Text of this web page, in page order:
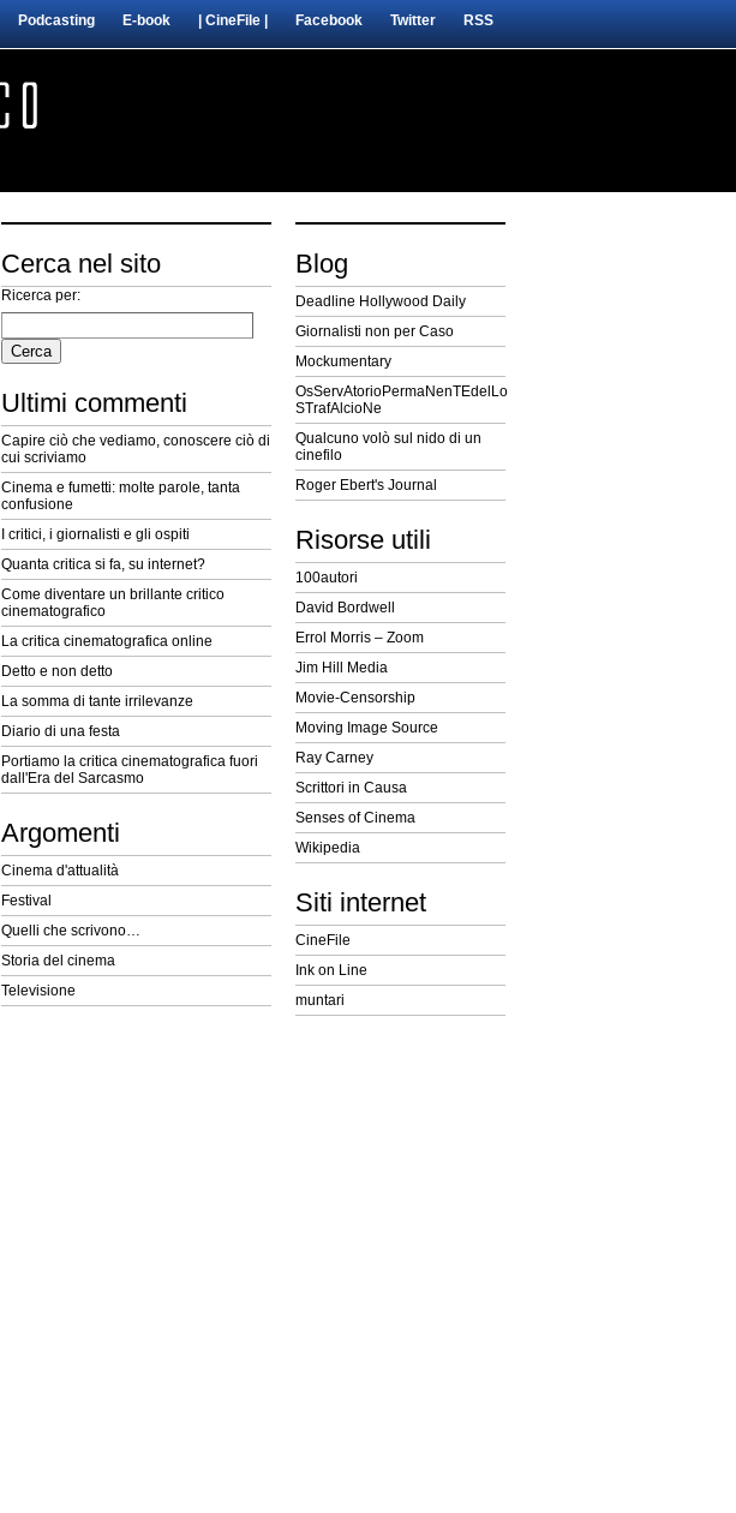
Podcasting E-book | CineFile | Facebook Twitter RSS
Cerca nel sito
Ricerca per:
Ultimi commenti
Capire ciò che vediamo, conoscere ciò di
cui scriviamo
Cinema e fumetti: molte parole, tanta
confusione
I critici, i giornalisti e gli ospiti
Quanta critica si fa, su internet?
Come diventare un brillante critico
cinematografico
La critica cinematografica online
Detto e non detto
La somma di tante irrilevanze
Diario di una festa
Portiamo la critica cinematografica fuori
dall'Era del Sarcasmo
Argomenti
Cinema d'attualità
Festival
Quelli che scrivono…
Storia del cinema
Televisione
Blog
Deadline Hollywood Daily
Giornalisti non per Caso
Mockumentary
OsServAtorioPermaNenTEdelLo
STrafAlcioNe
Qualcuno volò sul nido di un
cinefilo
Roger Ebert's Journal
Risorse utili
100autori
David Bordwell
Errol Morris – Zoom
Jim Hill Media
Movie-Censorship
Moving Image Source
Ray Carney
Scrittori in Causa
Senses of Cinema
Wikipedia
Siti internet
CineFile
Ink on Line
muntari